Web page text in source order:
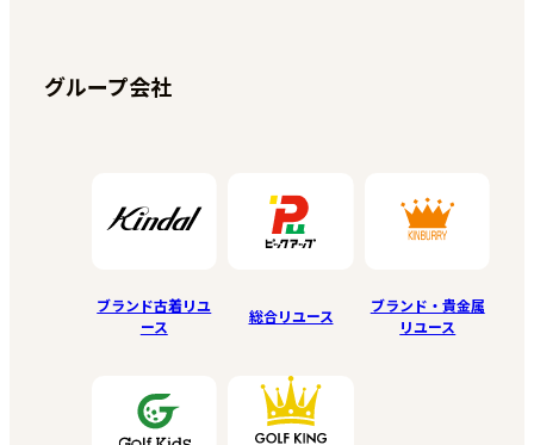
グループ会社
ブランド古着リユ
ース
総合リユース
ブランド・貴金属
リユース